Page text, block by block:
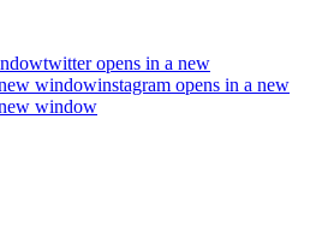
twitteropens in a new
windowinstagram opens in a new
window